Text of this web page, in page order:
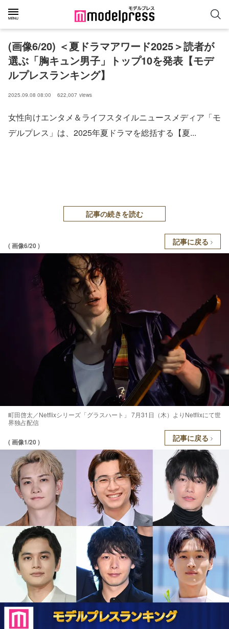
(画像6/20) ＜夏ドラマアワード2025＞読者が
選ぶ「胸キュン男子」トップ10を発表【モデ
ルプレスランキング】
2025.09.08 08:00 622,007 views
女性向けエンタメ＆ライフスタイルニュースメディア「モ
デルプレス」は、2025年夏ドラマを総括する【夏...
記事の続きを読む
( 画像6/20 ) 記事に戻る
町田啓太／Netflixシリーズ「グラスハート」 7月31日（木）よりNetflixにて世
界独占配信
( 画像1/20 ) 記事に戻る